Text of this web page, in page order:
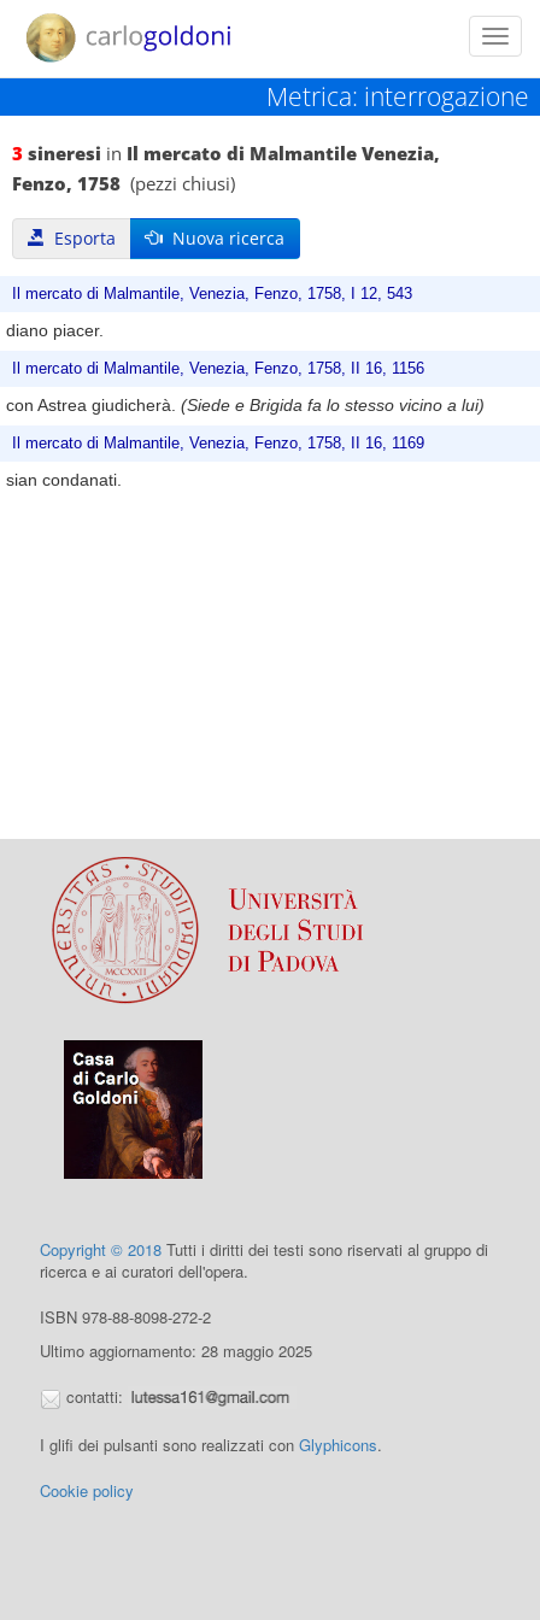
Metrica: interrogazione
3 sineresi in Il mercato di Malmantile Venezia,
Fenzo, 1758 (pezzi chiusi)
Esporta Nuova ricerca
Il mercato di Malmantile, Venezia, Fenzo, 1758, I 12, 543
diano piacer.
Il mercato di Malmantile, Venezia, Fenzo, 1758, II 16, 1156
con Astrea giudicherà. (Siede e Brigida fa lo stesso vicino a lui)
Il mercato di Malmantile, Venezia, Fenzo, 1758, II 16, 1169
sian condanati.
Copyright © 2018 Tutti i diritti dei testi sono riservati al gruppo di
ricerca e ai curatori dell'opera.
ISBN 978-88-8098-272-2
Ultimo aggiornamento: 28 maggio 2025
contatti:
I glifi dei pulsanti sono realizzati conGlyphicons.
Cookie policy